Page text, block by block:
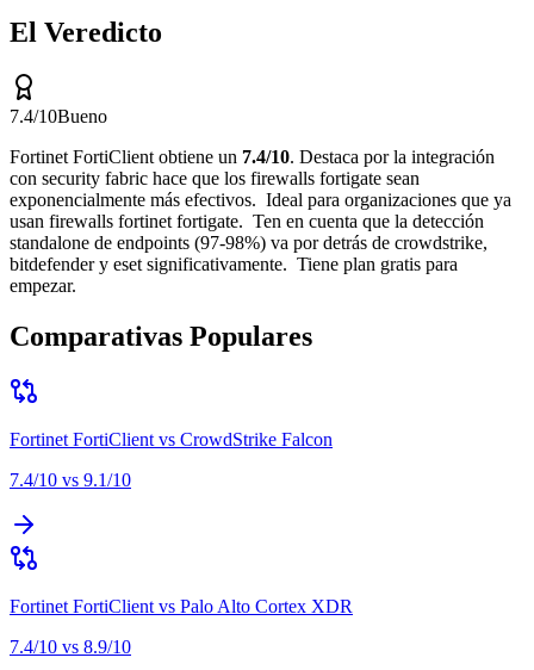
El Veredicto
7.4/10Bueno
Fortinet FortiClient obtiene un 7.4/10. Destaca porla integración
con security fabric hace que los firewalls fortigate sean
exponencialmente más efectivos. Ideal para organizaciones que ya
usan firewalls fortinet fortigate. Ten en cuenta que la detección
standalone de endpoints (97-98%) va por detrás de crowdstrike,
bitdefender y eset significativamente. Tiene plan gratis para
empezar.
Comparativas Populares
Fortinet FortiClient vs CrowdStrike Falcon
7.4/10 vs 9.1/10
Fortinet FortiClient vs Palo Alto Cortex XDR
7.4/10 vs 8.9/10